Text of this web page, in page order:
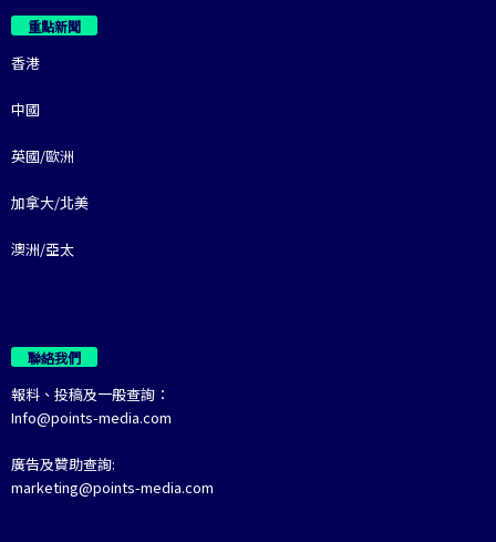
重點新聞
香港
中國
英國/歐洲
加拿大/北美
澳洲/亞太
聯絡我們
報料、投稿及一般查詢：
Info@points-media.com
廣告及贊助查詢:
marketing@points-media.com